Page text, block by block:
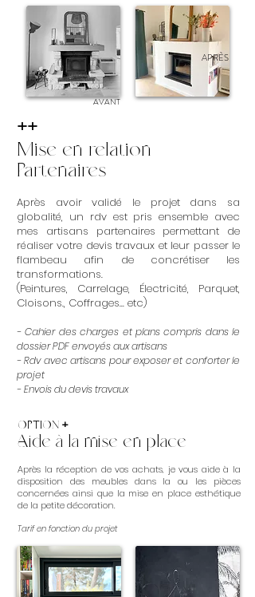
APRÈS
AVANT
++
Mise en relation
Partenaires
Après avoir validé le projet dans sa
globalité, un rdv est pris ensemble avec
mes artisans partenaires permettant de
réaliser votre devis travaux et leur passer le
flambeau afin de concrétiser les
transformations.
(Peintures, Carrelage, Électricité, Parquet,
Cloisons., Coffrages... etc)
- Cahier des charges et plans compris dans le
dossier PDF envoyés aux artisans
- Rdv avec artisans pour exposer et conforter le
projet
- Envois du devis travaux
OPTION +
Aide à la mise en place
Après la réception de vos achats, je vous aide à la
disposition des meubles dans la ou les pièces
concernées ainsi que la mise en place esthétique
de la petite décoration.
Tarif en fonction du projet